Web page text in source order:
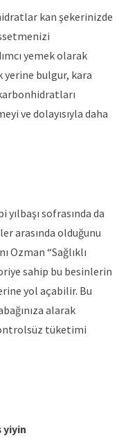
kan şekerinizde
yemek olarak
yerine bulgur, kara
ve dolayısıyla daha
sofrasında da
arasında olduğunu
Ozman “Sağlıklı
sahip bu besinlerin
yol açabilir. Bu
alarak
tüketimi
yiyin